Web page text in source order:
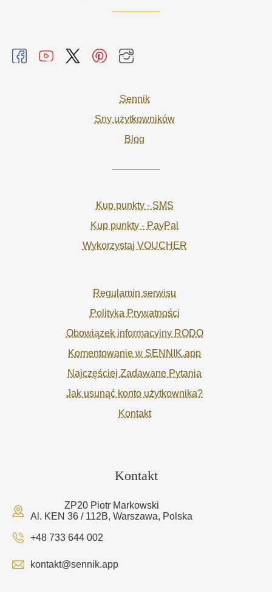
Sennik
Sny użytkowników
Blog
Kup punkty - SMS
Kup punkty - PayPal
Wykorzystaj VOUCHER
Regulamin serwisu
Polityka Prywatności
Obowiązek informacyjny RODO
Komentowanie w SENNIK.app
Najczęściej Zadawane Pytania
Jak usunąć konto użytkownika?
Kontakt
Kontakt
ZP20 Piotr Markowski
Al. KEN 36 / 112B, Warszawa, Polska
+48 733 644 002
kontakt@sennik.app